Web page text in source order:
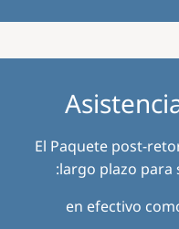
El Paquete post-
largo plazo para